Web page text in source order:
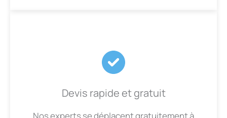
Devis rapide et gratuit